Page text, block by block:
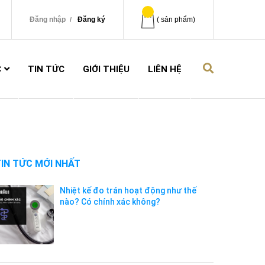
( sản phẩm)
Đăng nhập Đăng ký
TIN TỨC GIỚI THIỆU LIÊN HỆ
TỨC MỚI NHẤT
Nhiệt kế đo trán hoạt động như thế
nào? Có chính xác không?